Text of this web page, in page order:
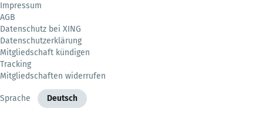
Impressum
AGB
Datenschutz bei XING
Datenschutzerklärung
Mitgliedschaft kündigen
Tracking
Mitgliedschaften widerrufen
Sprache Deutsch